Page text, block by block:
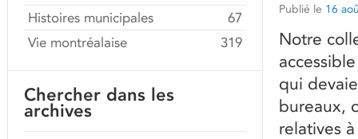
Publié le 16
Notre
qui
bureaux,
relatives
Histoires municipales
67
Vie montréalaise
319
Chercher dans les
archives